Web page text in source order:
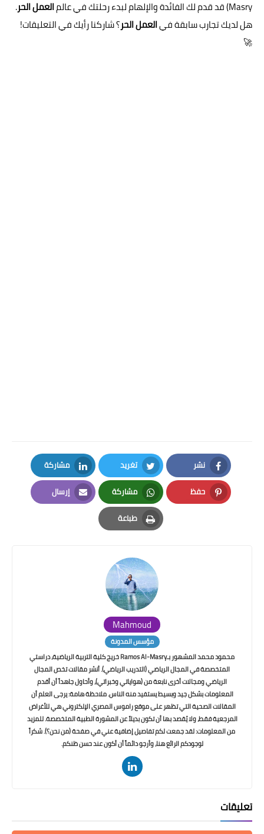
Masry) قد قدم لك الفائدة والإلهام لبدء رحلتك في عالم العمل الحر.
هل لديك تجارب سابقة فيالعمل الحر؟ شاركنا رأيك في التعليقات!
🚀
نشر
Facebook
تغريد
Twitter
مشاركة
LinkedIn
حفظ
Pinterest
مشاركة
Whatsapp
إرسال
Email
طباعة
Print
Mahmoud
مؤسس المدونة
محمود محمد المشهور بـRamos Al-Masry خريج كلية التربية الرياضية، دراستي
المتخصصة في المجال الرياضي (التدريب الرياضي). أنشر مقالات تخص المجال
الرياضي ومجالات أخرى نابعة من (هواياتي وخبراتي)، وأحاول جاهداً أن أقدم
المعلومات بشكل جيد وبسيط يستفيد منه الناس. ملاحظة هامة: يرجى العلم أن
المقالات الصحية التي تظهر على موقع راموس المصري الإلكتروني هي للأغراض
المرجعية فقط، ولا يُقصد بها أن تكون بديلاً عن المشورة الطبية المتخصصة. للمزيد
من المعلومات: لقد جمعت لكم تفاصيل إضافية عني في صفحة (من نحن؟). شكراً
لوجودكم الرائع هنا، وأرجو دائماً أن أكون عند حسن ظنكم.
تعليقات